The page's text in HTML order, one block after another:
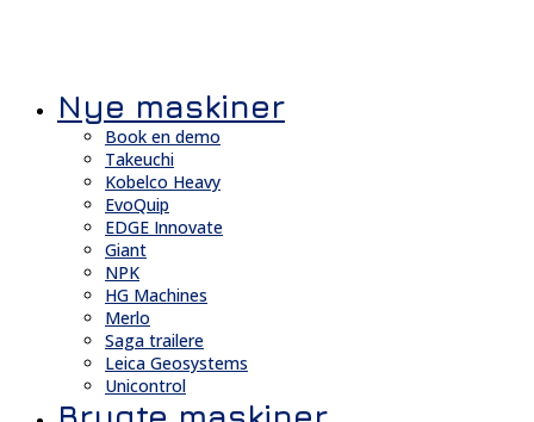
Nye maskiner
Book en demo
Takeuchi
Kobelco Heavy
EvoQuip
EDGE Innovate
Giant
NPK
HG Machines
Merlo
Saga trailere
Leica Geosystems
Unicontrol